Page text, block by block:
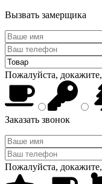
Вызвать замерщика
Пожалуйста,
Заказать звонок
Пожалуйста,